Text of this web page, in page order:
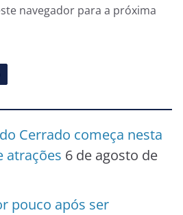
navegador para a próxima
Cerrado começa nesta
atrações 6 de agosto de
pouco após ser